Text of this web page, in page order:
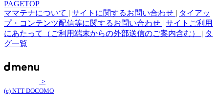
PAGETOP
ママテナについて | サイトに関するお問い合わせ | タイアッ
プ・コンテンツ配信等に関するお問い合わせ | サイトご利用
にあたって（ご利用端末からの外部送信のご案内含む） | タ
グ一覧
>
(c) NTT DOCOMO